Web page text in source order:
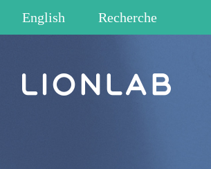
English Recherche